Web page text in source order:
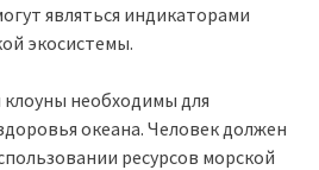
являться индикаторами
экосистемы.
необходимы для
океана. Человек должен
ресурсов морской